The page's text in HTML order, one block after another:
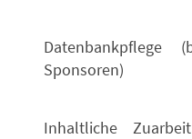
Datenbankpflege
Sponsoren)
Inhaltliche